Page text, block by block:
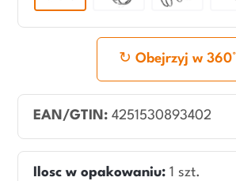
Obejrzyj w 360°
EAN/GTIN: 4251530893402
Ilosc w opakowaniu: 1 szt.